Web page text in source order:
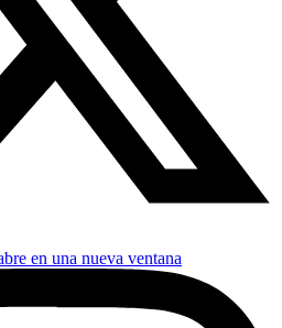
en una nueva ventana